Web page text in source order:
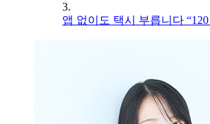
3.
앱 없이도 택시 부릅니다